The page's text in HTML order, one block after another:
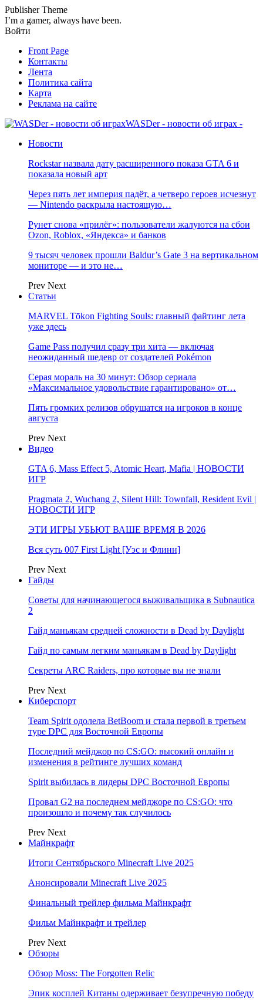
Publisher Theme
I’m a gamer, always have been.
Войти
Front Page
Контакты
Лента
Политика сайта
Карта
Реклама на сайте
WASDer - новости об играх -
Новости
Rockstar назвала дату расширенного показа GTA 6 и
показала новый арт
Через пять лет империя падёт, а четверо героев исчезнут
— Nintendo раскрыла настоящую…
Рунет снова «прилёг»: пользователи жалуются на сбои
Ozon, Roblox, «Яндекса» и банков
9 тысяч человек прошли Baldur’s Gate 3 на вертикальном
мониторе — и это не…
Prev Next
Статьи
MARVEL Tōkon Fighting Souls: главный файтинг лета
уже здесь
Game Pass получил сразу три хита — включая
неожиданный шедевр от создателей Pokémon
Серая мораль на 30 минут: Обзор сериала
«Максимальное удовольствие гарантировано» от…
Пять громких релизов обрушатся на игроков в конце
августа
Prev Next
Видео
GTA 6, Mass Effect 5, Atomic Heart, Mafia | НОВОСТИ
ИГР
Pragmata 2, Wuchang 2, Silent Hill: Townfall, Resident Evil |
НОВОСТИ ИГР
ЭТИ ИГРЫ УБЬЮТ ВАШЕ ВРЕМЯ В 2026
Вся суть 007 First Light [Уэс и Флинн]
Prev Next
Гайды
Советы для начинающегося выживальщика в Subnautica
2
Гайд маньякам средней сложности в Dead by Daylight
Гайд по самым легким маньякам в Dead by Daylight
Секреты ARC Raiders, про которые вы не знали
Prev Next
Киберспорт
Team Spirit одолела BetBoom и стала первой в третьем
туре DPC для Восточной Европы
Последний мейджор по CS:GO: высокий онлайн и
изменения в рейтинге лучших команд
Spirit выбилась в лидеры DPC Восточной Европы
Провал G2 на последнем мейджоре по CS:GO: что
произошло и почему так случилось
Prev Next
Майнкрафт
Итоги Сентябрьского Minecraft Live 2025
Анонсировали Minecraft Live 2025
Финальный трейлер фильма Майнкрафт
Фильм Майнкрафт и трейлер
Prev Next
Обзоры
Обзор Moss: The Forgotten Relic
Эпик косплей Китаны одерживает безупречную победу